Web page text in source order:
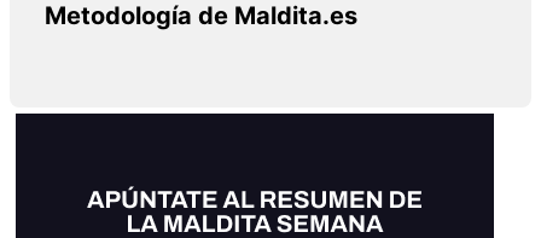
Metodología de Maldita.es